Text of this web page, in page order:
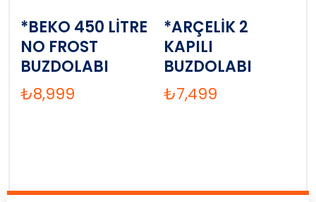
*BEKO 450 LİTRE
NO FROST
BUZDOLABI
₺8,999
*ARÇELİK 2
KAPILI
BUZDOLABI
₺7,499